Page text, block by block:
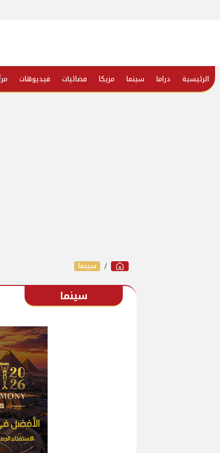
الرئيسية دراما سينما مزيكا فضائيات فيديوهات
سينما
سينما